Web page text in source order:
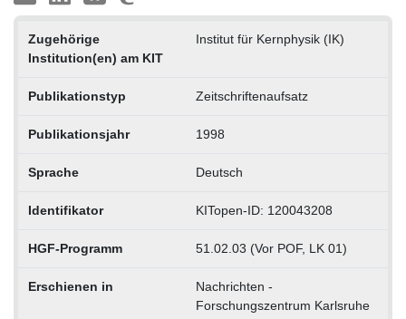
Zugehörige
Institution(en) am KIT
Institut für Kernphysik (IK)
Publikationstyp Zeitschriftenaufsatz
Publikationsjahr 1998
Sprache Deutsch
Identifikator KITopen-ID: 120043208
HGF-Programm 51.02.03 (Vor POF, LK 01)
Erschienen in
Nachrichten -
Forschungszentrum Karlsruhe